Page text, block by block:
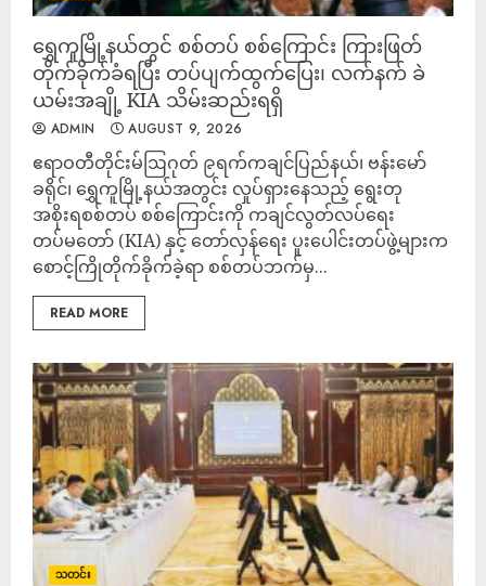
ရွှေကူမြို့နယ်တွင် စစ်တပ် စစ်ကြောင်း ကြားဖြတ်
တိုက်ခိုက်ခံရပြီး တပ်ပျက်ထွက်ပြေး၊ လက်နက် ခဲ
ယမ်းအချို့ KIA သိမ်းဆည်းရရှိ
ADMIN AUGUST 9, 2026
‎ဧရာဝတီတိုင်းမ်‎ဩဂုတ် ၉ရက်‎‎ကချင်ပြည်နယ်၊ ဗန်းမော်
ခရိုင်၊ ရွှေကူမြို့နယ်အတွင်း လှုပ်ရှားနေသည့် ရွေးတု
အစိုးရစစ်တပ် စစ်ကြောင်းကို ကချင်လွတ်လပ်ရေး
တပ်မတော် (KIA) နှင့် တော်လှန်ရေး ပူးပေါင်းတပ်ဖွဲ့များက
စောင့်ကြိုတိုက်ခိုက်ခဲ့ရာ စစ်တပ်ဘက်မှ...
READ MORE
သတင်း